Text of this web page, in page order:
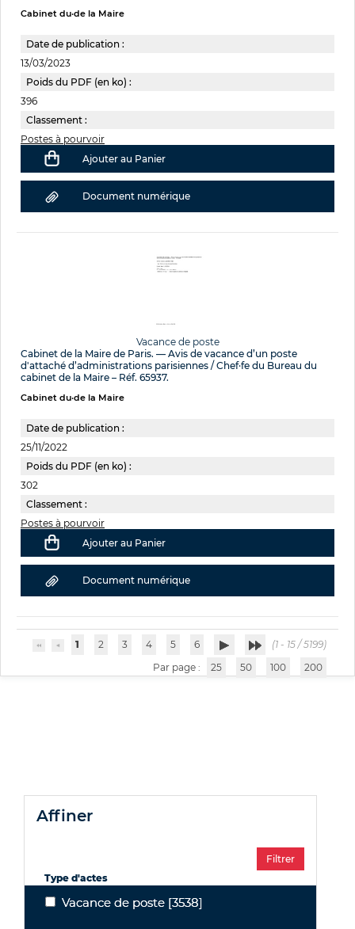
Cabinet du·de la Maire
Date de publication :
13/03/2023
Poids du PDF (en ko) :
396
Classement :
Postes à pourvoir
Ajouter au Panier
Document numérique
Vacance de poste
Cabinet de la Maire de Paris. — Avis de vacance d’un poste
d'attaché d’administrations parisiennes / Chef·fe du Bureau du
cabinet de la Maire – Réf. 65937.
Cabinet du·de la Maire
Date de publication :
25/11/2022
Poids du PDF (en ko) :
302
Classement :
Postes à pourvoir
Ajouter au Panier
Document numérique
1 2 3 4 5 6
(1 - 15 / 5199)
Par page :
25 50 100 200
affiner
Type d'actes
Vacance de poste
Vacance de poste [3538]